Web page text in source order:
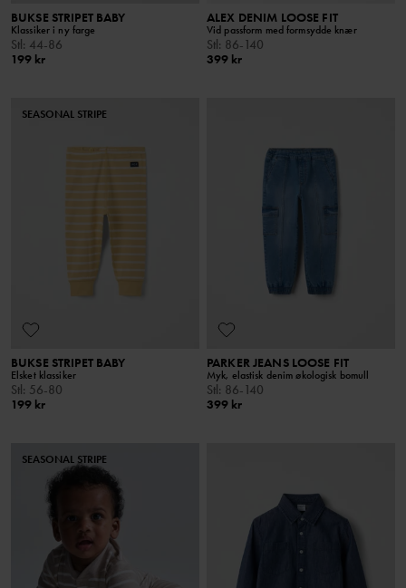
BUKSE STRIPET BABY
Klassiker i ny farge
Stl: 44-86
199 kr
ALEX DENIM LOOSE FIT
Vid passform med formsydde knær
Stl: 86-140
399 kr
SEASONAL STRIPE
BUKSE STRIPET BABY
Elsket klassiker
Stl: 56-80
199 kr
PARKER JEANS LOOSE FIT
Myk, elastisk denim økologisk bomull
Stl: 86-140
399 kr
SEASONAL STRIPE